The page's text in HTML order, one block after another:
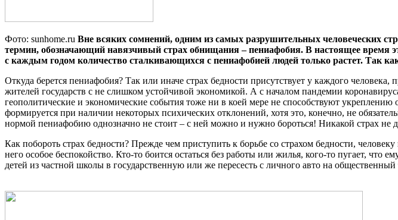
Фото: sunhome.ru Вне всяких сомнений, одним из самых разрушительных человеческих
термин, обозначающий навязчивый страх обнищания – пениафобия. В настоящее время
с каждым годом количество сталкивающихся с пениафобией людей только растет. Так
Откуда берется пениафобия? Так или иначе страх бедности присутствует у каждого
жителей государств с не слишком устойчивой экономикой. А с началом пандемии
геополитические и экономические события тоже ни в коей мере не способствуют
формируется при наличии некоторых психических отклонений, хотя это, конечно, не
нормой пениафобию однозначно не стоит – с ней можно и нужно бороться! Никакой страх
Как побороть страх бедности? Прежде чем приступить к борьбе со страхом бедности,
него особое беспокойство. Кто-то боится остаться без работы или жилья, кого-то пугает, что
детей из частной школы в государственную или же пересесть с личного авто на общественный